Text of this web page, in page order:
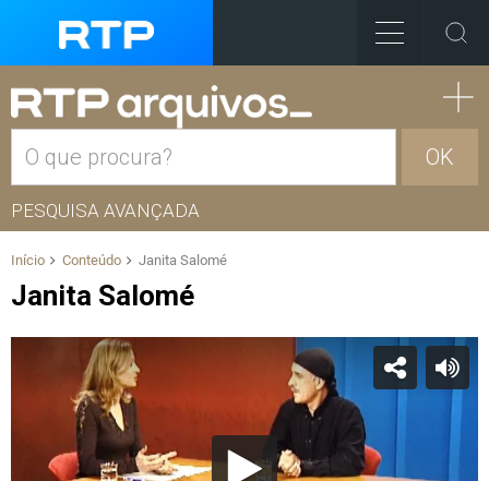
OK
PESQUISA AVANÇADA
Início Conteúdo Janita Salomé
Janita Salomé